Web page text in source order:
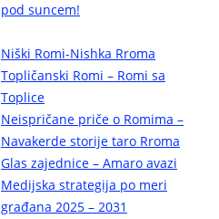
pod suncem!
Niški Romi-Nishka Rroma
Topličanski Romi – Romi sa
Toplice
Neispričane priče o Romima –
Navakerde storije taro Rroma
Glas zajednice – Amaro avazi
Medijska strategija po meri
građana 2025 – 2031